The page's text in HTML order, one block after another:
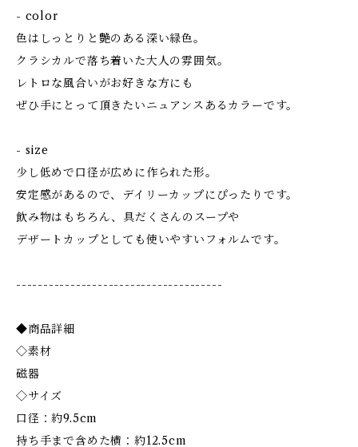
- color
色はしっとりと艶のある深い緑色。
クラシカルで落ち着いた大人の雰囲気。
レトロな風合いがお好きな方にも
ぜひ手にとって頂きたいニュアンスあるカラーです。
- size
少し低めで口径が広めに作られた形。
安定感があるので、デイリーカップにぴったりです。
飲み物はもちろん、具だくさんのスープや
デザートカップとしても使いやすいフォルムです。
--------------------------------------
◆商品詳細
◇素材
磁器
◇サイズ
口径：約9.5cm
持ち手まで含めた横：約12.5cm